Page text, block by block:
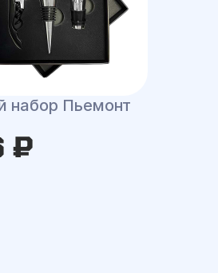
набор Пьемонт
₽